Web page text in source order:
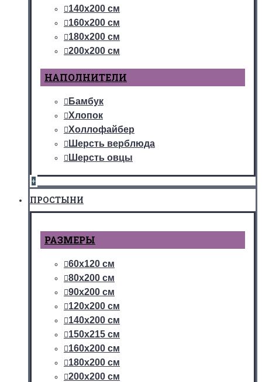
140х200 см
160х200 см
180х200 см
200х200 см
НАПОЛНИТЕЛИ
Бамбук
Хлопок
Холлофайбер
Шерсть верблюда
Шерсть овцы
+
ПРОСТЫНИ
РАЗМЕРЫ
60х120 см
80х200 см
90х200 см
120х200 см
140х200 см
150х215 см
160х200 см
180х200 см
200х200 см